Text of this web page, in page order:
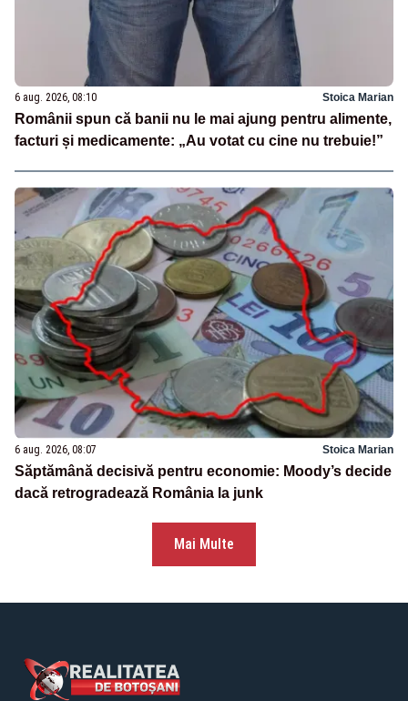
6 aug. 2026, 08:10 Stoica Marian
Românii spun că banii nu le mai ajung pentru alimente,
facturi și medicamente: „Au votat cu cine nu trebuie!”
6 aug. 2026, 08:07 Stoica Marian
Săptămână decisivă pentru economie: Moody’s decide
dacă retrogradează România la junk
Mai Multe